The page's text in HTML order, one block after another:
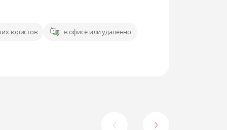
юристов
в офисе или удалённо